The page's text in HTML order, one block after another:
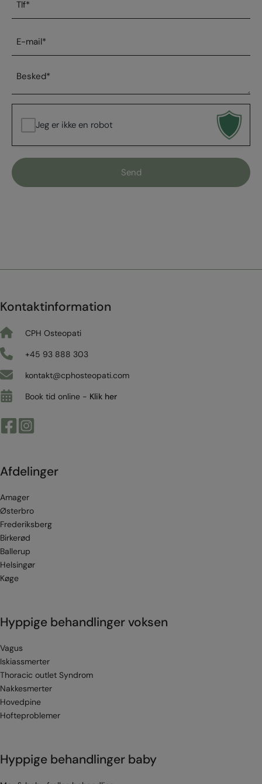
mail
*
Besked
*
Jeg er ikke en robot
Kontaktinformation
CPH Osteopati
+45 93 888 303
kontakt@cphosteopati.com
Book tid online - Klik her
Afdelinger
Amager
Østerbro
Frederiksberg
Birkerød
Ballerup
Helsingør
Køge
Hyppige behandlinger voksen
Vagus
Iskiassmerter
Thoracic outlet Syndrom
Nakkesmerter
Hovedpine
Hofteproblemer
Hyppige behandlinger baby